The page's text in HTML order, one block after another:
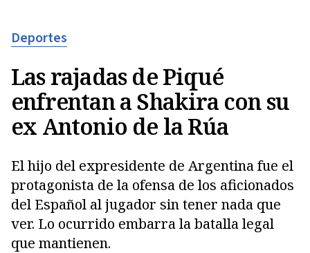
Deportes
Las rajadas de Piqué
enfrentan a Shakira con su
ex Antonio de la Rúa
El hijo del expresidente de Argentina fue el
protagonista de la ofensa de los aficionados
del Español al jugador sin tener nada que
ver. Lo ocurrido embarra la batalla legal
que mantienen.